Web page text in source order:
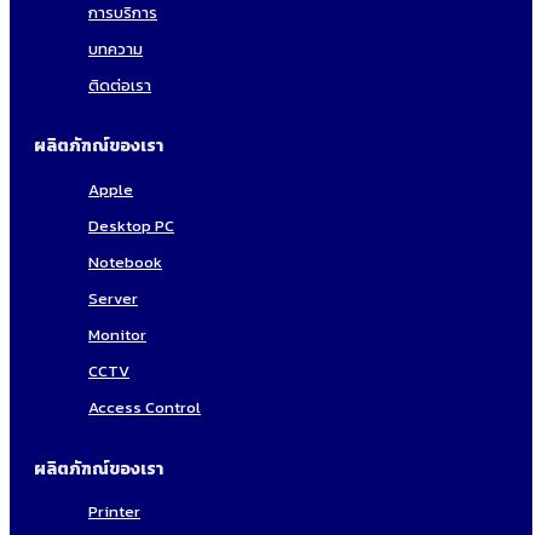
การบริการ
บทความ
ติดต่อเรา
ผลิตภัฑณ์ของเรา
Apple
Desktop PC
Notebook
Server
Monitor
CCTV
Access Control
ผลิตภัฑณ์ของเรา
Printer